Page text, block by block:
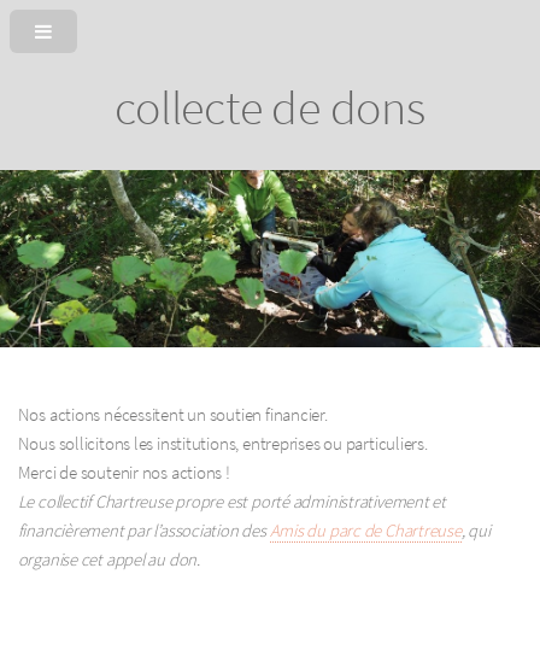
collecte de dons
Nos actions nécessitent un soutien financier.
Nous sollicitons les institutions, entreprises ou particuliers.
Merci de soutenir nos actions !
Le collectif Chartreuse propre est porté administrativement et
financièrement par l’association desAmis du parc de Chartreuse, qui
organise cet appel au don.